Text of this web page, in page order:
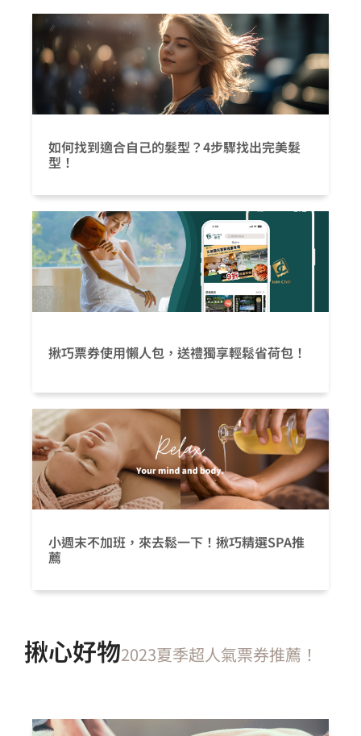
如何找到適合自己的髮型？4步驟找出完美髮
型！
揪巧票券使用懶人包，送禮獨享輕鬆省荷包！
小週末不加班，來去鬆一下！揪巧精選SPA推
薦
揪心好物2023夏季超人氣票券推薦！